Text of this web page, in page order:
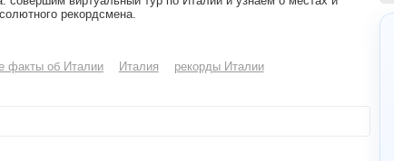
рекордсмена.
факты об Италии Италия рекорды Италии